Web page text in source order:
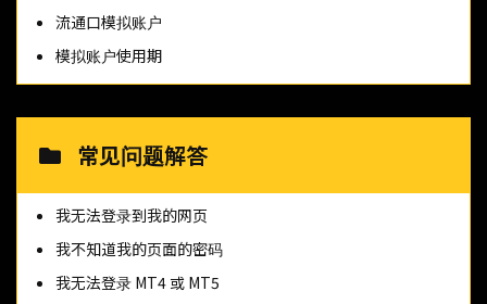
流通口模拟账户
模拟账户使用期
常见问题解答
我无法登录到我的网页
我不知道我的页面的密码
我无法登录 MT4 或 MT5